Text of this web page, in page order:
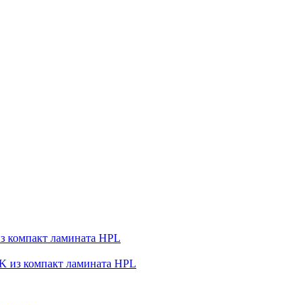
ламината HPL
компакт ламината HPL